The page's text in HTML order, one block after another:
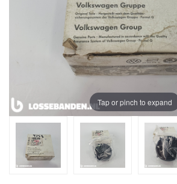
Tap or pinch to expand